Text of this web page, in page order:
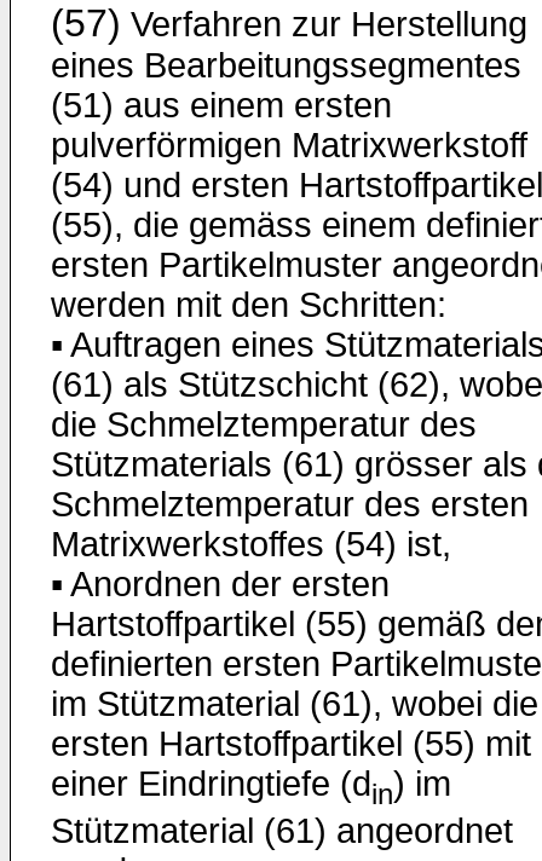
(57) Verfahren zur Herstellung
eines Bearbeitungssegmentes
(51) aus einem ersten
pulverförmigen Matrixwerkstoff
(54) und ersten
(55), die gemäss einem
ersten Partikelmuster
werden mit den Schritten:
▪ Auftragen eines
(61) als Stützschicht (62),
die Schmelztemperatur des
Stützmaterials (61) grösser als
Schmelztemperatur des ersten
Matrixwerkstoffes (54) ist,
▪ Anordnen der ersten
Hartstoffpartikel (55) gemäß
definierten ersten
im Stützmaterial (61), wobei die
ersten Hartstoffpartikel (55) mit
einer Eindringtiefe (din) im
Stützmaterial (61) angeordnet